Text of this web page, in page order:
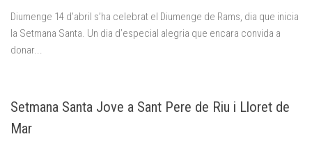
Diumenge 14 d’abril s’ha celebrat el Diumenge de Rams, dia que inicia
la Setmana Santa. Un dia d’especial alegria que encara convida a
donar...
Setmana Santa Jove a Sant Pere de Riu i Lloret de
Mar